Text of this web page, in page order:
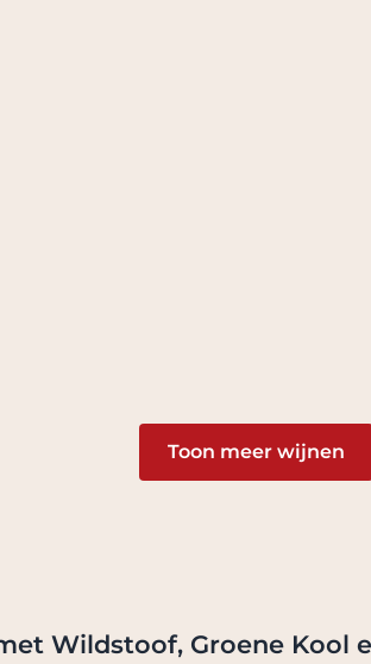
Toon meer wijnen
Wildstoof, Groene Kool